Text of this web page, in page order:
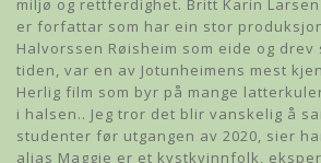
miljø og rettferdighet. Britt Karin
er forfattar som har ein stor
Halvorssen Røisheim som eide og drev
tiden, var en av Jotunheimens mest
Herlig film som byr på mange
i halsen.. Jeg tror det blir vanskelig å
studenter før utgangen av 2020, sier
alias Maggie er et kystkvinnfolk,